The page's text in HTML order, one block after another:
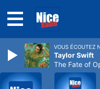
VOUS ÉCOUTEZ
Taylor Swift
The Fate of